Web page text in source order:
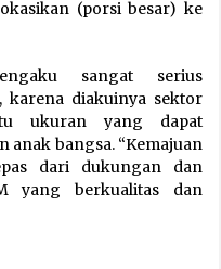
(porsi besar) ke
sangat serius
karena diakuinya sektor
ukuran yang dapat
anak bangsa. “Kemajuan
dari dukungan dan
yang berkualitas dan